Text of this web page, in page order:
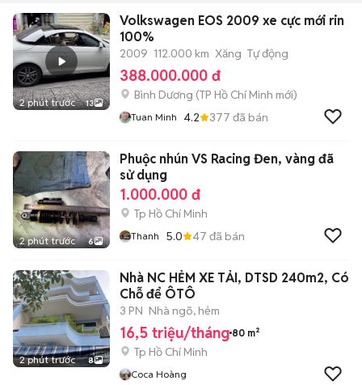
2 phút trước 13
Volkswagen EOS 2009 xe cực mới rin
100%
2009 112.000 km Xăng Tự động
388.000.000 đ
Bình Dương (TP Hồ Chí Minh mới)
Tuan Minh 4.2 377 đã bán
2 phút trước 6
Phuộc nhún VS Racing Đen, vàng đã
sử dụng
1.000.000 đ
Tp Hồ Chí Minh
Thanh 5.0 47 đã bán
2 phút trước 8
Nhà NC HẺM XE TẢI, DTSD 240m2, Có
Chỗ để ÔTÔ
3 PN Nhà ngõ, hẻm
16,5 triệu/tháng 80 m²
Tp Hồ Chí Minh
Coca Hoàng